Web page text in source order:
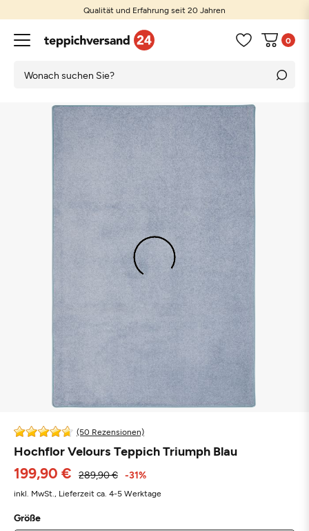
Qualität und Erfahrung seit 20 Jahren
0
(50 Rezensionen)
Hochflor Velours Teppich Triumph Blau
199,90 € 289,90 € -31%
inkl. MwSt., Lieferzeit ca. 4-5 Werktage
Größe